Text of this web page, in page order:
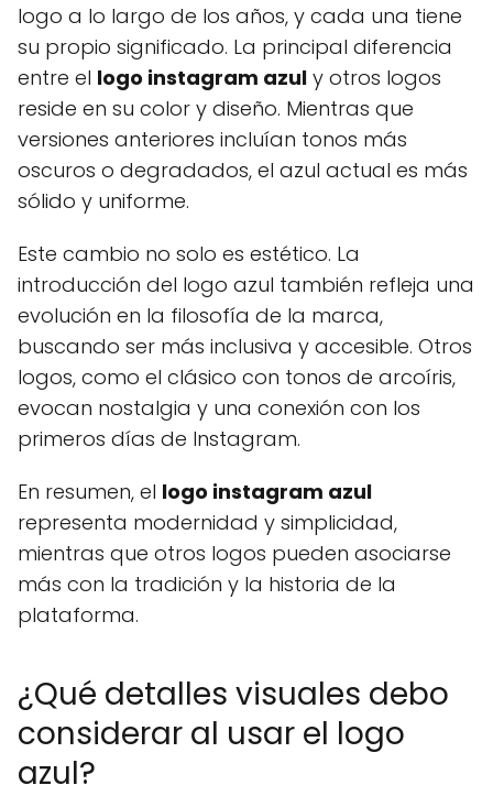
logo a lo largo de los años, y cada una tiene
su propio significado. La principal diferencia
entre el logo instagram azul y otros logos
reside en su color y diseño. Mientras que
versiones anteriores incluían tonos más
oscuros o degradados, el azul actual es más
sólido y uniforme.
Este cambio no solo es estético. La
introducción del logo azul también refleja una
evolución en la filosofía de la marca,
buscando ser más inclusiva y accesible. Otros
logos, como el clásico con tonos de arcoíris,
evocan nostalgia y una conexión con los
primeros días de Instagram.
En resumen, el logo instagram azul
representa modernidad y simplicidad,
mientras que otros logos pueden asociarse
más con la tradición y la historia de la
plataforma.
¿Qué detalles visuales debo
considerar al usar el logo
azul?